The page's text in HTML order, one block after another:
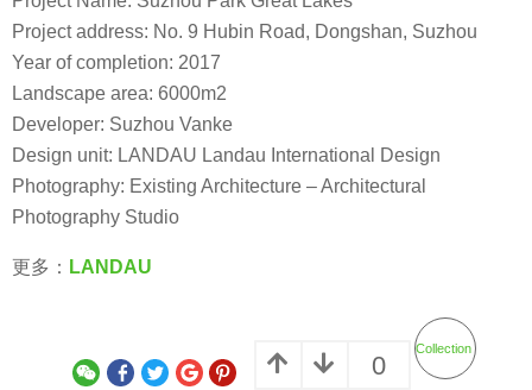
Project address: No. 9 Hubin Road, Dongshan, Suzhou
Year of completion: 2017
Landscape area: 6000m2
Developer: Suzhou Vanke
Design unit: LANDAU Landau International Design
Photography: Existing Architecture – Architectural
Photography Studio
更多： LANDAU
0
Collection